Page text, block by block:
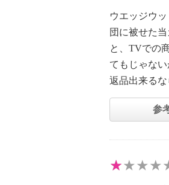
ウエッジウ
団に被せた
と、TVでの
てもじゃな
返品出来るな
参